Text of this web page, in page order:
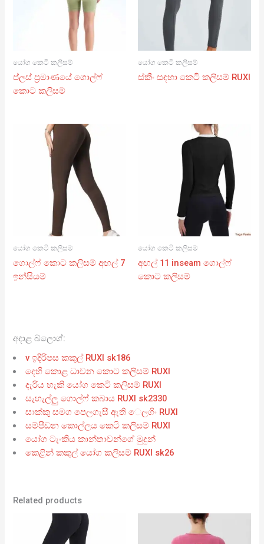
යෝග කෙටි කලිසම්
ප්ලස් ප්‍රමාණයේ ගොල්ෆ්
කොට කලිසම්
යෝග කෙටි කලිසම්
ස්කීං සඳහා කෙටි කලිසම් RUXI
යෝග කෙටි කලිසම්
ගොල්ෆ් කොට කලිසම් අඟල් 7
ඉන්සියම්
යෝග කෙටි කලිසම්
අඟල් 11 inseam ගොල්ෆ්
කොට කලිසම්
අදාළ බ්ලොග්:
v ඉදිරිපස කකුල් RUXI sk186
දෙහි කොළ ධාවන කොට කලිසම් RUXI
දැරිය හැකි යෝග කෙටි කලිසම් RUXI
සැහැල්ලු ගොල්ෆ් කබාය RUXI sk2330
සාක්කු සමග පෙලගැසී ඇති ෙලගිං RUXI
සම්පීඩන කොල්ලය කෙටි කලිසම් RUXI
යෝග ටැංකිය කාන්තාවන්ගේ මුදුන්
කෙළින් කකුල් යෝග කලිසම් RUXI sk26
Related products